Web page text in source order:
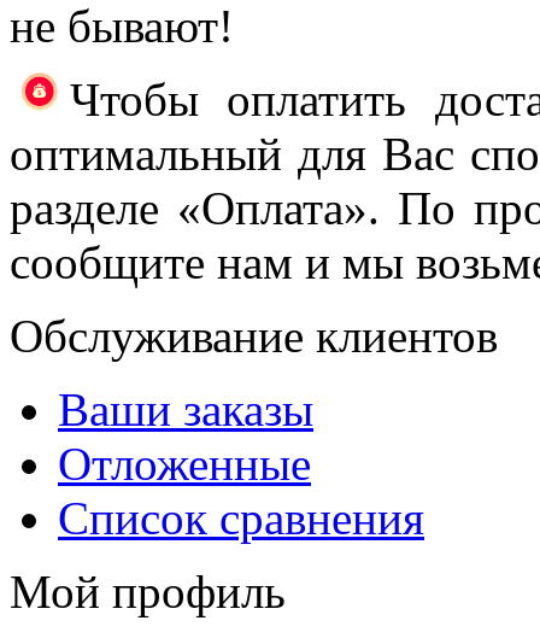
не бывают!
Чтобы оплатить
оптимальный для Вас
разделе «Оплата». По
сообщите нам и мы
Обслуживание клиентов
Ваши заказы
Отложенные
Список сравнения
Мой профиль